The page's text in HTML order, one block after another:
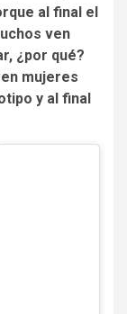
al final el
ven
¿por qué?
mujeres
y al final